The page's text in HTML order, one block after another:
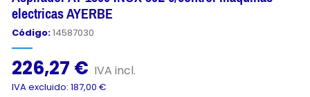
electricas AYERBE
Código:14587030
226,27 € IVA incl.
IVA excluido: 187,00 €